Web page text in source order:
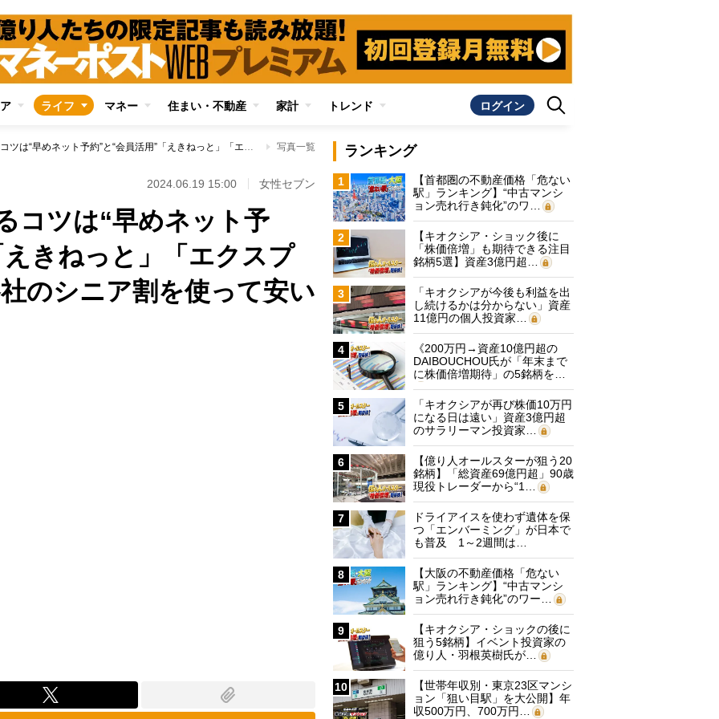
ライフ マネー 住まい・不動産 家計 トレンド ログイン
お得に鉄道旅行するコツは“早めネット予約”と“会員活用”「えきねっと」「エクスプレス予約」やJR各社のシニア割を使って安い鉄道旅を実現 写真一覧
2024.06.19 15:00 女性セブン
コツは“早めネット予
きねっと」「エクスプ
のシニア割を使って安い
ランキング
1
【首都圏の不動産価格「危ない
駅」ランキング】“中古マンシ
ョン売れ行き鈍化”のワ…
2
【キオクシア・ショック後に
「株価倍増」も期待できる注目
銘柄5選】資産3億円超…
3
「キオクシアが今後も利益を出
し続けるかは分からない」資産
11億円の個人投資家…
4
《200万円→資産10億円超の
DAIBOUCHOU氏が「年末まで
に株価倍増期待」の5銘柄を…
5
「キオクシアが再び株価10万円
になる日は遠い」資産3億円超
のサラリーマン投資家…
6
【億り人オールスターが狙う20
銘柄】「総資産69億円超」90歳
現役トレーダーから“1…
7
ドライアイスを使わず遺体を保
つ「エンバーミング」が日本で
も普及 1～2週間は…
8
【大阪の不動産価格「危ない
駅」ランキング】“中古マンシ
ョン売れ行き鈍化”のワー…
9
【キオクシア・ショックの後に
狙う5銘柄】イベント投資家の
億り人・羽根英樹氏が…
10
【世帯年収別・東京23区マンシ
ョン「狙い目駅」を大公開】年
収500万円、700万円…